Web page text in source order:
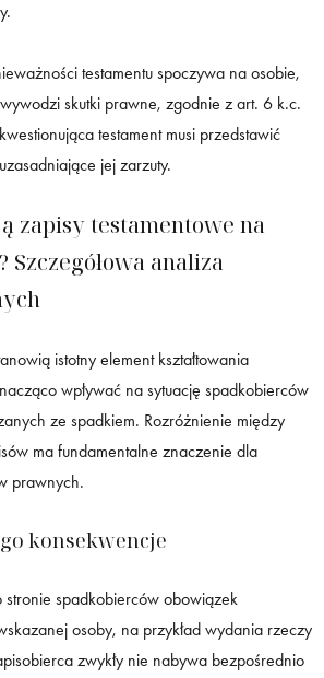
testamentu spoczywa na osobie,
skutki prawne, zgodnie z art. 6 k.c.
testament musi przedstawić
jej zarzuty.
zapisy testamentowe na
Szczegółowa analiza
istotny element kształtowania
wpływać na sytuację spadkobierców
ze spadkiem. Rozróżnienie między
ma fundamentalne znaczenie dla
prawnych.
konsekwencje
stronie spadkobierców obowiązek
osoby, na przykład wydania rzeczy
zwykły nie nabywa bezpośrednio